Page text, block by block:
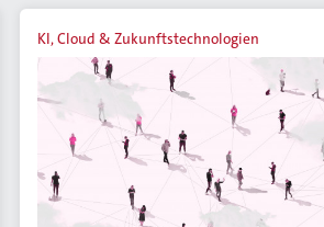
KI, Cloud & Zukunftstechnologien